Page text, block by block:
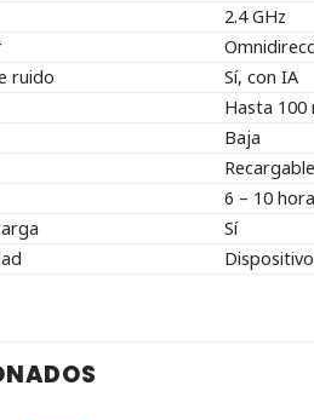
2.4 GHz
ruido
Sí, con IA
Hasta 100
Baja
6 – 10
Sí